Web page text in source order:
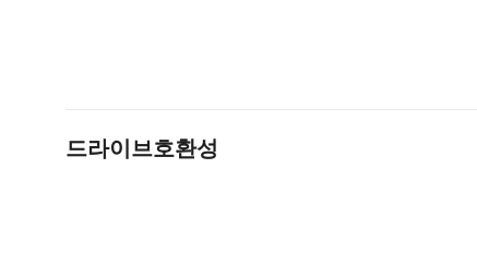
드라이브호환성